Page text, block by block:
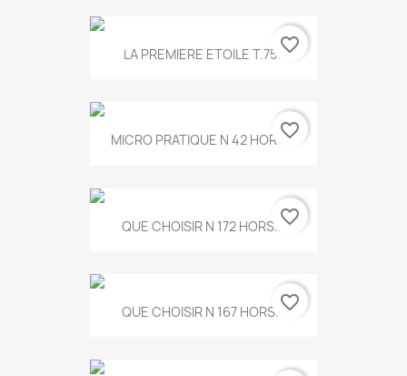
LA PREMIERE ETOILE T.755favorite_border
MICRO PRATIQUE N 42 HORS...
favorite_border
QUE CHOISIR N 172 HORS...favorite_border
QUE CHOISIR N 167 HORS...favorite_border